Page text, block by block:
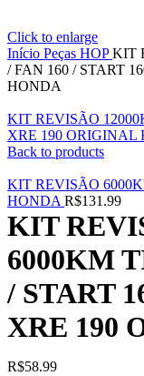
Click to enlarge
Início Peças HOPKIT
/ FAN 160 / START
HONDA
KIT REVISÃO
XRE 190 ORIGINAL
Back to products
KIT REVISÃO
HONDA R$131.99
KIT
6000KM
/ START
XRE 190
R$58.99